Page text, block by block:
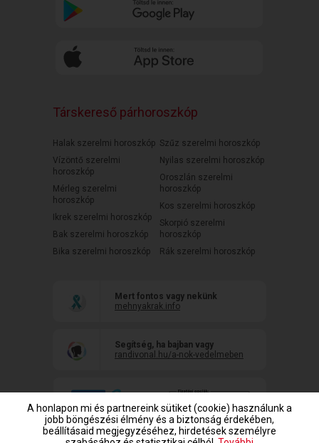
Társkereső párhoroszkóp
Halak szerelmi horoszkóp
Vízöntő szerelmi
horoszkóp
Mérleg szerelmi
horoszkóp
Ikrek szerelmi horoszkóp
Bak szerelmi horoszkóp
Bika szerelmi horoszkóp
Szűz szerelmi horoszkóp
Nyilas szerelmi horoszkóp
Oroszlán szerelmi
horoszkóp
Kos szerelmi horoszkóp
Skorpió szerelmi
horoszkóp
Rák szerelmi horoszkóp
Mert fontos vagy nekünk
mehnyakrak.info
Segítség, ha bajban vagy
randivonal.hu/a-nok-vedelmeben
A honlapon mi és partnereink sütiket (cookie) használunk a
jobb böngészési élmény és a biztonság érdekében,
beállításaid megjegyzéséhez, hirdetések személyre